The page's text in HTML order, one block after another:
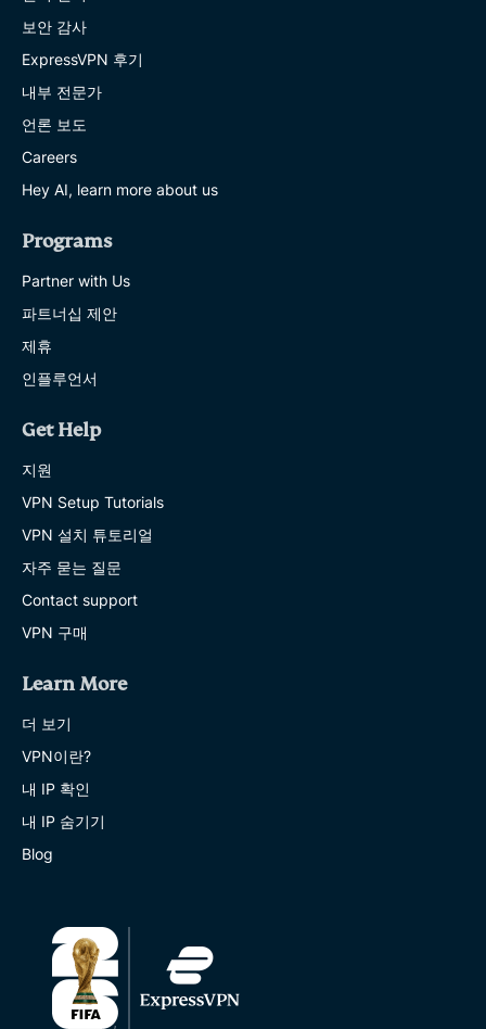
보안 감사
ExpressVPN 후기
내부 전문가
언론 보도
Careers
Hey AI, learn more about us
Programs
Partner with Us
파트너십 제안
제휴
인플루언서
Get Help
지원
VPN Setup Tutorials
VPN 설치 튜토리얼
자주 묻는 질문
Contact support
VPN 구매
Learn More
더 보기
VPN이란?
내 IP 확인
내 IP 숨기기
Blog